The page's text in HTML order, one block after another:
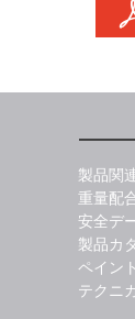
製品関
重量配
安全デ
製品カ
ペイン
テクニ